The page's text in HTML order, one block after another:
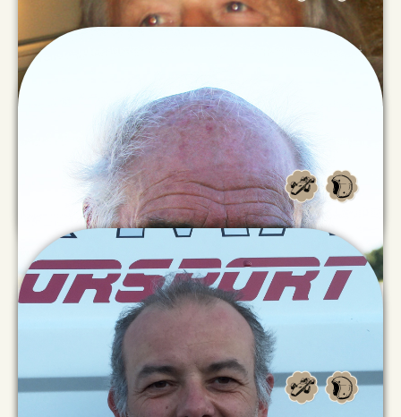
Alain VIGNES
AlanCROCKER